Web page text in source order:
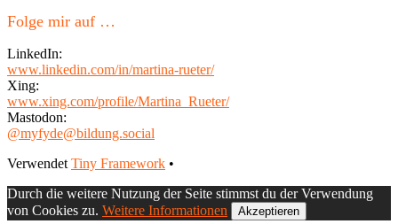
Folge mir auf …
LinkedIn:
www.linkedin.com/in/martina-rueter/
Xing:
www.xing.com/profile/Martina_Rueter/
Mastodon:
@myfyde@bildung.social
Footer
Inhalt
Verwendet Tiny Framework •
Durch die weitere Nutzung der Seite stimmst du der Verwendung
von Cookies zu. Weitere Informationen Akzeptieren